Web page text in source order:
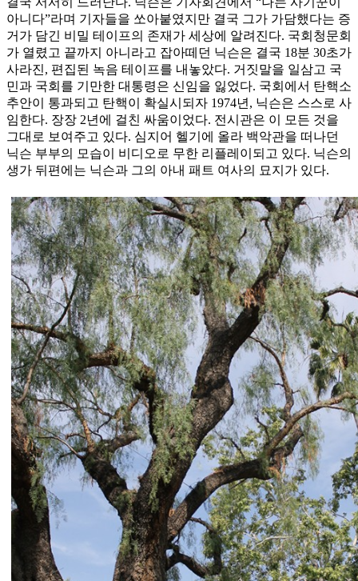
아니다”라며 기자들을 쏘아붙였지만 결국 그가 가담했다는 증
거가 담긴 비밀 테이프의 존재가 세상에 알려진다. 국회청문회
가 열렸고 끝까지 아니라고 잡아떼던 닉슨은 결국 18분 30초가
사라진, 편집된 녹음 테이프를 내놓았다. 거짓말을 일삼고 국
민과 국회를 기만한 대통령은 신임을 잃었다. 국회에서 탄핵소
추안이 통과되고 탄핵이 확실시되자 1974년, 닉슨은 스스로 사
임한다. 장장 2년에 걸친 싸움이었다. 전시관은 이 모든 것을
그대로 보여주고 있다. 심지어 헬기에 올라 백악관을 떠나던
닉슨 부부의 모습이 비디오로 무한 리플레이되고 있다. 닉슨의
생가 뒤편에는 닉슨과 그의 아내 패트 여사의 묘지가 있다.